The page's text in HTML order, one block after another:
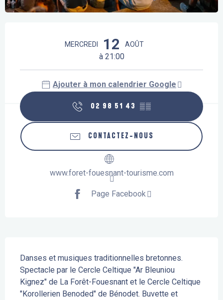
MERCREDI 12 AOÛT
à 21:00
Ajouter à mon calendrier Google
02 98 51 43 ▒▒
CONTACTEZ-NOUS
www.foret-fouesnant-tourisme.com
Page Facebook
Danses et musiques traditionnelles bretonnes.
Spectacle par le Cercle Celtique "Ar Bleuniou
Kignez" de La Forêt-Fouesnant et le Cercle Celtique
"Korollerien Benoded" de Bénodet. Buvette et